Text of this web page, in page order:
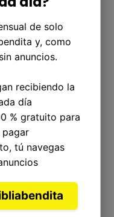
para cada uno de
pero nuestra
a seguir
de solo
y, como
anuncios.
recibiendo la
día
% gratuito para
pagar
tú navegas